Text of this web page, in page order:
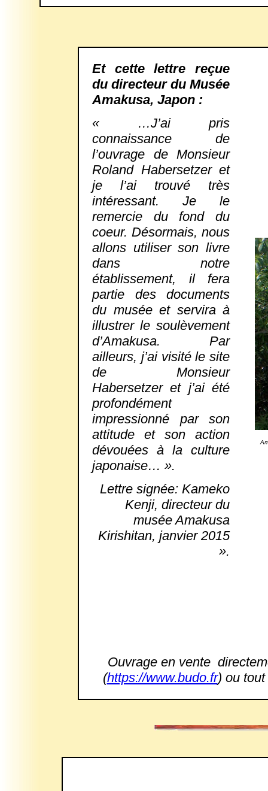
Et cette lettre reçue
du directeur du Musée
Amakusa, Japon :
« …J’ai pris
connaissance de
l’ouvrage de Monsieur
Roland Habersetzer et
je l’ai trouvé très
intéressant. Je le
remercie du fond du
coeur. Désormais, nous
allons utiliser son livre
dans notre
établissement, il fera
partie des documents
du musée et servira à
illustrer le soulèvement
d’Amakusa. Par
ailleurs, j’ai visité le site
de Monsieur
Habersetzer et j’ai été
profondément
impressionné par son
attitude et son action
dévouées à la culture
japonaise… ».
Lettre signée: Kameko
Kenji, directeur du
musée Amakusa
Kirishitan, janvier 2015
».
Ouvrage en vente
(https://www.budo.fr) ou